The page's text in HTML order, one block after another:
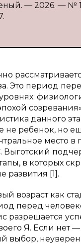
— 2026. — №
Это период
данного
не ребенок, но
место в
Выготский
в которых
развития [1].
возраст как
перед
разрешается
Я. Если нет
выбор,